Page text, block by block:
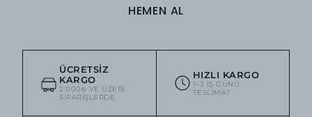
HEMEN AL
ÜCRETSIZ
KARGO
2.000₺ VE ÜZERI
SIPARIŞLERDE
HIZLI KARGO
1–3 IŞ GÜNÜ
TESLIMAT